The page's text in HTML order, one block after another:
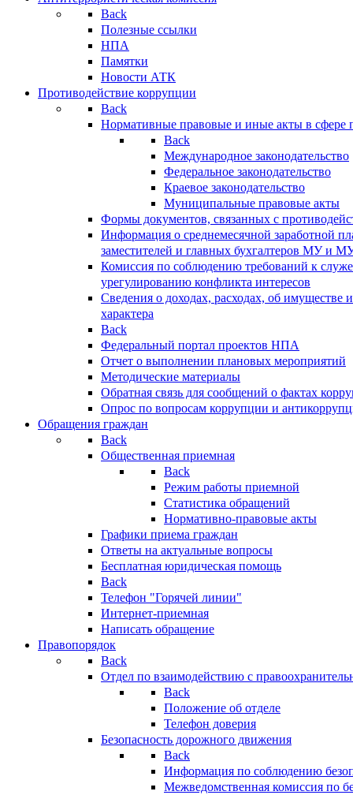
Back
Полезные ссылки
НПА
Памятки
Новости АТК
Противодействие коррупции
Back
Нормативные правовые и иные акты в сфере
Back
Международное законодательство
Федеральное законодательство
Краевое законодательство
Муниципальные правовые акты
Формы документов, связанных с
Информация о среднемесячной заработной
заместителей и главных бухгалтеров МУ и
Комиссия по соблюдению требований к
урегулированию конфликта интересов
Сведения о доходах, расходах, об имуществе
характера
Back
Федеральный портал проектов НПА
Отчет о выполнении плановых мероприятий
Методические материалы
Обратная связь для сообщений о фактах
Опрос по вопросам коррупции и
Обращения граждан
Back
Общественная приемная
Back
Режим работы приемной
Статистика обращений
Нормативно-правовые акты
Графики приема граждан
Ответы на актуальные вопросы
Бесплатная юридическая помощь
Back
Телефон "Горячей линии"
Интернет-приемная
Написать обращение
Правопорядок
Back
Отдел по взаимодействию с
Back
Положение об отделе
Телефон доверия
Безопасность дорожного движения
Back
Информация по соблюдению
Межведомственная комиссия по